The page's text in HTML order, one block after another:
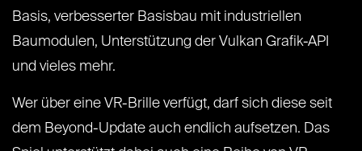
Basis, verbesserter Basisbau mit industriellen
Baumodulen, Unterstützung der Vulkan Grafik-API
und vieles mehr.
Wer über eine VR-Brille verfügt, darf sich diese seit
dem Beyond-Update auch endlich aufsetzen. Das